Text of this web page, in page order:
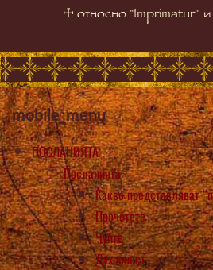
☩ относно "Imprimatur"
mobile_menu
ПОСЛАНИЯТА
Посланията
Какво представляват
Прочетете
Чуйте
Духовност